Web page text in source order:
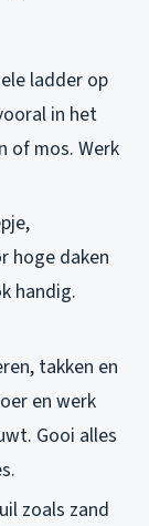
ladder op
in het
of mos. Werk
hoge daken
handig.
takken en
en werk
Gooi alles
zoals zand